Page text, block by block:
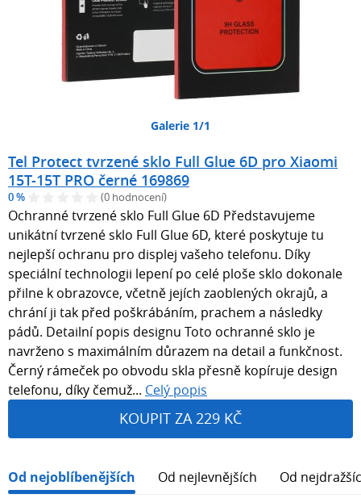
Galerie 1/1
Tel Protect tvrzené sklo Full Glue 6D pro Xiaomi
15T-15T PRO černé 169869
0 % (0 hodnocení)
Ochranné tvrzené sklo Full Glue 6D Představujeme
unikátní tvrzené sklo Full Glue 6D, které poskytuje tu
nejlepší ochranu pro displej vašeho telefonu. Díky
speciální technologii lepení po celé ploše sklo dokonale
přilne k obrazovce, včetně jejích zaoblených okrajů, a
chrání ji tak před poškrábáním, prachem a následky
pádů. Detailní popis designu Toto ochranné sklo je
navrženo s maximálním důrazem na detail a funkčnost.
Černý rámeček po obvodu skla přesně kopíruje design
telefonu, díky čemuž... Celý popis
KOUPIT ZA 229 KČ
Od nejoblíbenějších Od nejlevnějších Od